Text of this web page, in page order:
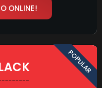
ONLINE!
POPULAR